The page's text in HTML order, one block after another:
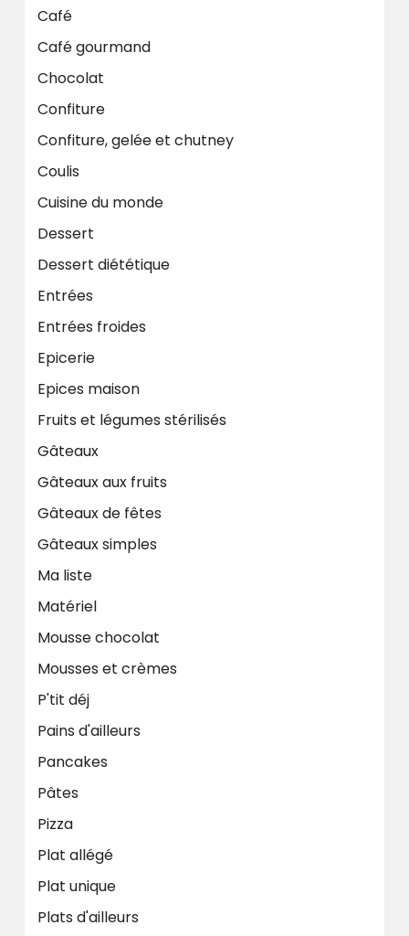
Café
Café gourmand
Chocolat
Confiture
Confiture, gelée et chutney
Coulis
Cuisine du monde
Dessert
Dessert diététique
Entrées
Entrées froides
Epicerie
Epices maison
Fruits et légumes stérilisés
Gâteaux
Gâteaux aux fruits
Gâteaux de fêtes
Gâteaux simples
Ma liste
Matériel
Mousse chocolat
Mousses et crèmes
P'tit déj
Pains d'ailleurs
Pancakes
Pâtes
Pizza
Plat allégé
Plat unique
Plats d'ailleurs